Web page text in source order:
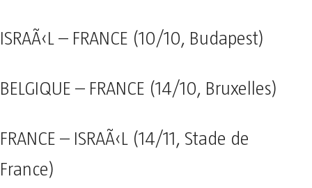
ISRAÃ‹L – FRANCE (10/10, Budapest)
BELGIQUE – FRANCE (14/10, Bruxelles)
FRANCE – ISRAÃ‹L (14/11, Stade de
France)